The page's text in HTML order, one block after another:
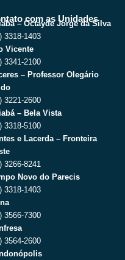
com as Unidades
– Octayde Jorge da Silva
3318-1403
Vicente
3341-2100
– Professor Olegário
3221-2600
– Bela Vista
3318-5100
e Lacerda – Fronteira
3266-8241
Novo do Parecis
3318-1403
3566-7300
3564-2600